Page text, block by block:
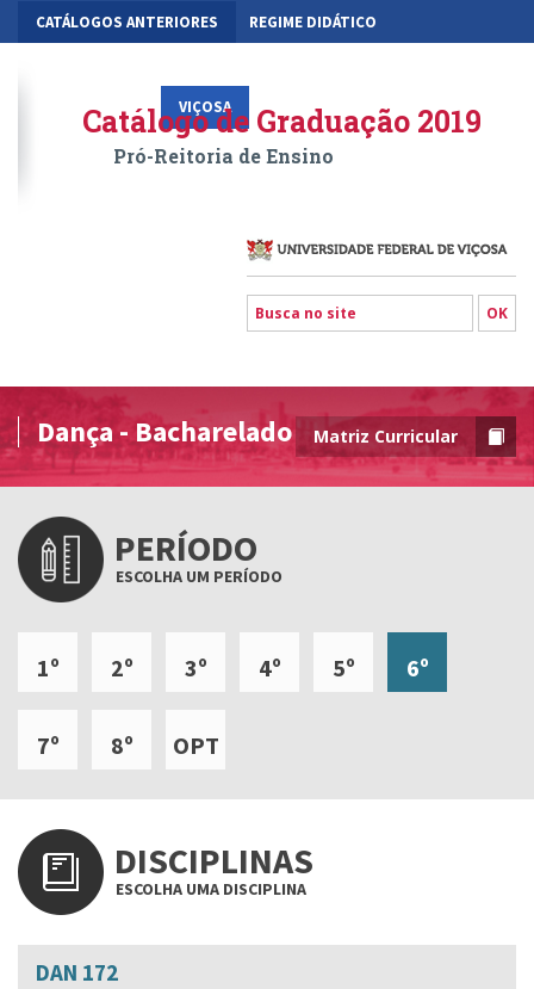
CATÁLOGOS ANTERIORES REGIME DIDÁTICO
VIÇOSA RIO PARANAÍBA FLORESTAL
Catálogo de Graduação 2019
Pró-Reitoria de Ensino
Dança - Bacharelado Matriz Curricular
PERÍODO
ESCOLHA UM PERÍODO
1º 2º 3º 4º 5º 6º
7º 8º OPT
DISCIPLINAS
ESCOLHA UMA DISCIPLINA
DAN 172